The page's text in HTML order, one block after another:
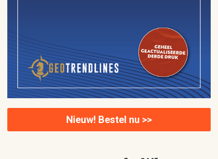
Nieuw! Bestel nu >>